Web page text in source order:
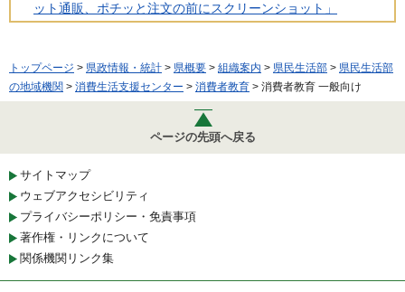
ット通販、ポチッと注文の前にスクリーンショット」
トップページ > 県政情報・統計 > 県概要 > 組織案内 > 県民生活部 > 県民生活部
の地域機関 > 消費生活支援センター > 消費者教育 > 消費者教育 一般向け
ページの先頭へ戻る
サイトマップ
ウェブアクセシビリティ
プライバシーポリシー・免責事項
著作権・リンクについて
関係機関リンク集